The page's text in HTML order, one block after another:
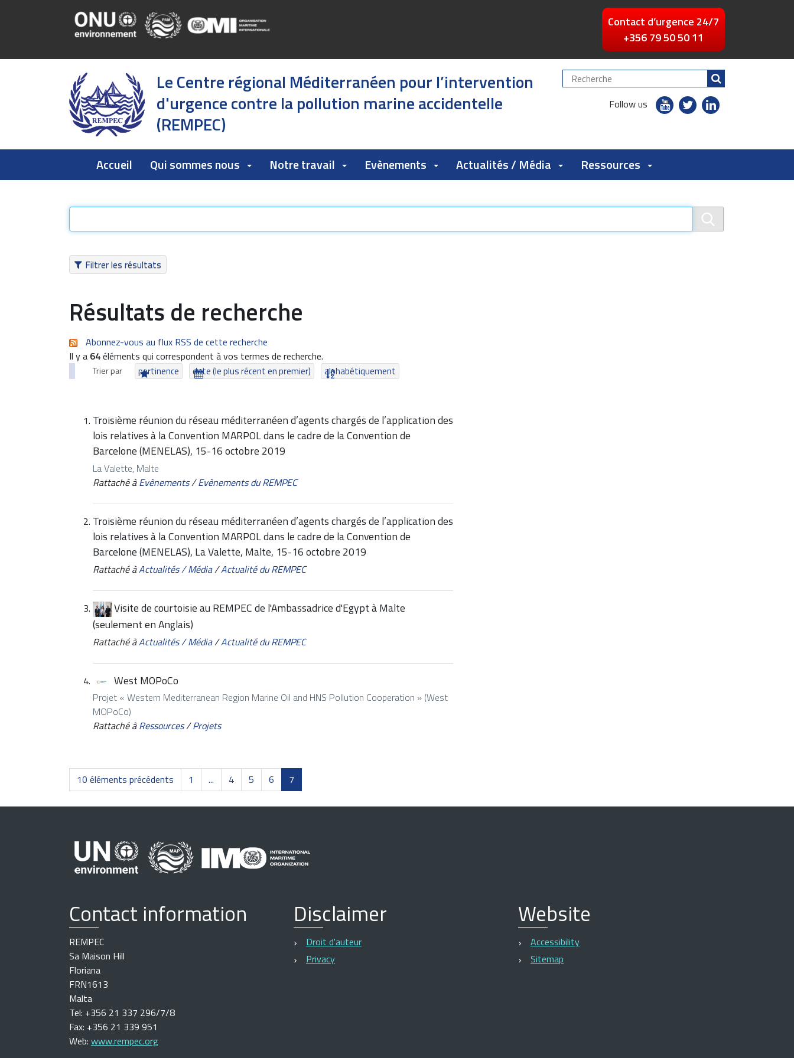
Contact d’urgence 24/7
+356 79 50 50 11
Le Centre régional Méditerranéen pour l’intervention
d'urgence contre la pollution marine accidentelle
(REMPEC)
Chercher
par
Follow us
youtubetwitterlinkedin
Accueil Qui sommes nous Notre travail Evènements Actualités / Média Ressources
Filtrer les résultats
Résultats de recherche
Abonnez-vous au flux RSS de cette recherche
Il y a 64éléments qui correspondent à vos termes de recherche.
Trier par pertinence date (le plus récent en premier) alphabétiquement
Troisième réunion du réseau méditerranéen d’agents chargés de l’application des
lois relatives à la Convention MARPOL dans le cadre de la Convention de
Barcelone (MENELAS), 15-16 octobre 2019
La Valette, Malte
Rattaché à Evènements/Evènements du REMPEC
Troisième réunion du réseau méditerranéen d’agents chargés de l’application des
lois relatives à la Convention MARPOL dans le cadre de la Convention de
Barcelone (MENELAS), La Valette, Malte, 15-16 octobre 2019
Rattaché àActualités / Média/Actualité du REMPEC
Visite de courtoisie au REMPEC de l'Ambassadrice d'Egypt à Malte
(seulement en Anglais)
Rattaché àActualités / Média/Actualité du REMPEC
West MOPoCo
Projet « Western Mediterranean Region Marine Oil and HNS Pollution Cooperation » (West
MOPoCo)
Rattaché à Ressources/Projets
10 éléments précédents 1 ... 4 5 6 7
Contact information
REMPEC
Sa Maison Hill
Floriana
FRN1613
Malta
Tel: +356 21 337 296/7/8
Fax: +356 21 339 951
Web: www.rempec.org
Disclaimer
Droit d'auteur
Privacy
Website
Accessibility
Sitemap